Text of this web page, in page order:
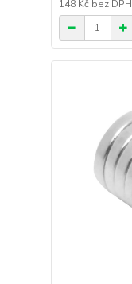
148 Kč bez DPH